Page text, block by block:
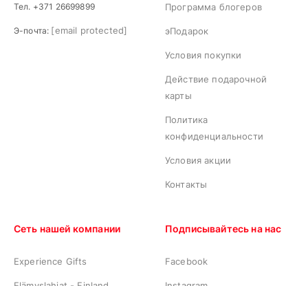
Тел. +371 26699899
Э-почта: [email protected]
Программа блогеров
эПодарок
Условия покупки
Действие подарочной
карты
Политика
конфиденциальности
Условия акции
Контакты
Сеть нашей компании
Experience Gifts
Подписывайтесь на нас
Facebook